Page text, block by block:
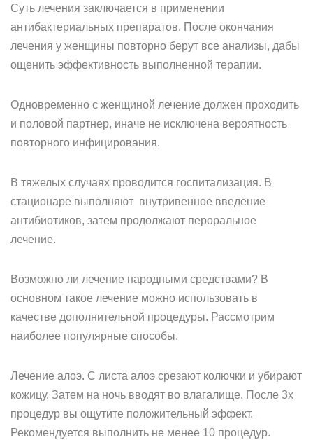
Суть лечения заключается в применении
антибактериальных препаратов. После окончания
лечения у женщины повторно берут все анализы, дабы
ощенить эффективность выполненной терапии.
Одновременно с женщиной лечение должен проходить
и половой партнер, иначе не исключена вероятность
повторного инфицирования.
В тяжелых случаях проводится госпитализация. В
стационаре выполняют внутривенное введение
антибиотиков, затем продолжают пероральное
лечение.
Возможно ли лечение народными средствами? В
основном такое лечение можно использовать в
качестве дополнительной процедуры. Рассмотрим
наиболее популярные способы.
Лечение алоэ. С листа алоэ срезают колючки и убирают
кожицу. Затем на ночь вводят во влагалище. После 3х
процедур вы ощутите положительный эффект.
Рекомендуется выполнить не менее 10 процедур.